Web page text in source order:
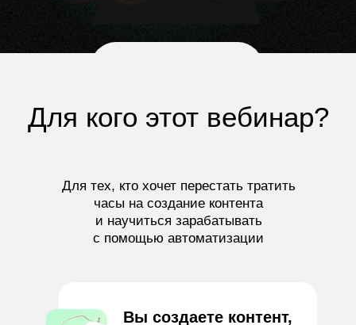
Для кого этот вебинар?
Для тех, кто хочет перестать тратить
часы на создание контента
и научиться зарабатывать
с помощью автоматизации
Вы создаете контент,